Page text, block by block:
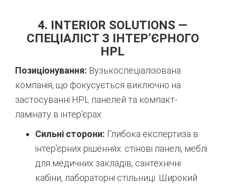
4. INTERIOR SOLUTIONS —
СПЕЦІАЛІСТ З ІНТЕР’ЄРНОГО
HPL
Позиціонування: Вузькоспеціалізована
компанія, що фокусується виключно на
застосуванні HPL панелей та компакт-
ламінату в інтер’єрах.
Сильні сторони: Глибока експертиза в
інтер’єрних рішеннях: стінові панелі, меблі
для медичних закладів, сантехнічні
кабіни, лабораторні стільниці. Широкий